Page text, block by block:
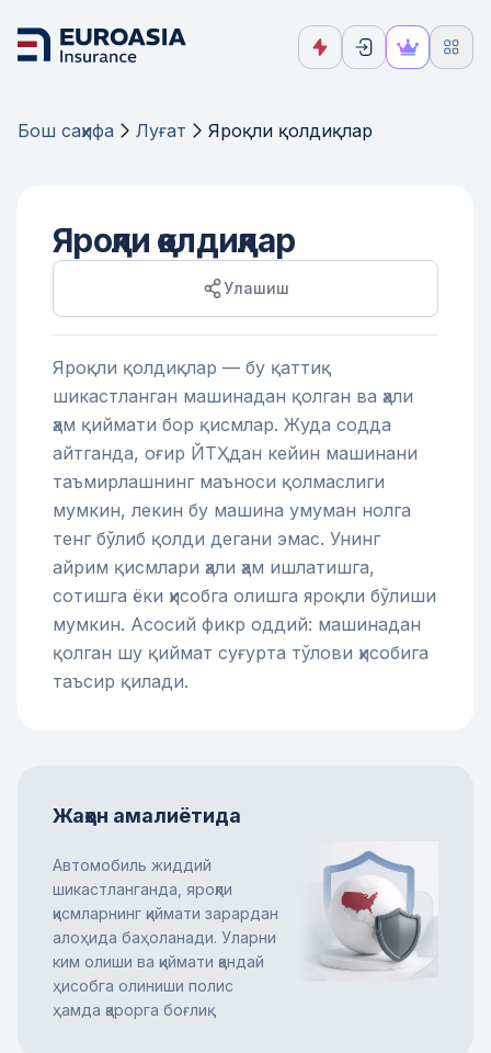
Бош саҳифа Луғат Яроқли қолдиқлар
Яроқли қолдиқлар
Улашиш
Яроқли қолдиқлар — бу қаттиқ
шикастланган машинадан қолган ва ҳали
ҳам қиймати бор қисмлар. Жуда содда
айтганда, оғир ЙТҲдан кейин машинани
таъмирлашнинг маъноси қолмаслиги
мумкин, лекин бу машина умуман нолга
тенг бўлиб қолди дегани эмас. Унинг
айрим қисмлари ҳали ҳам ишлатишга,
сотишга ёки ҳисобга олишга яроқли бўлиши
мумкин. Асосий фикр оддий: машинадан
қолган шу қиймат суғурта тўлови ҳисобига
таъсир қилади.
Жаҳон амалиётида
Автомобиль жиддий
шикастланганда, яроқли
қисмларнинг қиймати зарардан
алоҳида баҳоланади. Уларни
ким олиши ва қиймати қандай
ҳисобга олиниши полис
ҳамда қарорга боғлиқ.